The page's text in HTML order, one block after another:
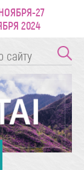
27
2024